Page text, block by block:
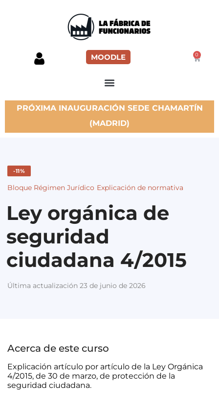
MOODLE 0
PRÓXIMA INAUGURACIÓN SEDE CHAMARTÍN
(MADRID)
-11%
Bloque Régimen Jurídico Explicación de normativa
Ley orgánica de
seguridad
ciudadana 4/2015
Última actualización 23 de junio de 2026
Acerca de este curso
Explicación artículo por artículo de la Ley Orgánica
4/2015, de 30 de marzo, de protección de la
seguridad ciudadana.